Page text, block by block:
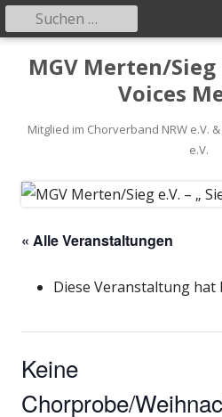
MGV Merten/Sieg
Voices
Mitglied im Chorverband NRW e.V.
e.V.
Primäres
Menü
Suchen
nach:
« Alle Veranstaltungen
Diese Veranstaltung
Keine
Chorprobe/